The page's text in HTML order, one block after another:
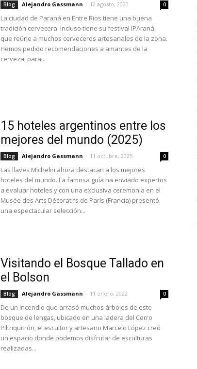
Blog Alejandro Gassmann - 12 agosto, 2020 0
La ciudad de Paraná en Entre Rios tiene una buena
tradición cervecera. Incluso tiene su festival IPAraná,
que reúne a muchos cerveceros artesanales de la zona.
Hemos pedido recomendaciones a amantes de la
cerveza, para...
15 hoteles argentinos entre los
mejores del mundo (2025)
Blog Alejandro Gassmann - 11 octubre, 2025 0
Las llaves Michelin ahora destacan a los mejores
hoteles del mundo. La famosa guía ha enviado expertos
a evaluar hoteles y con una exclusiva ceremonia en el
Musée des Arts Décoratifs de París (Francia) presentó
una espectacular selección...
Visitando el Bosque Tallado en
el Bolson
Blog Alejandro Gassmann - 11 enero, 2022 0
De un incendio que arrasó muchos árboles de este
bosque de lengas, ubicado en una ladera del Cerro
Piltriquitrón, el escultor y artesano Marcelo López creó
un espacio donde podemos disfrutar de esculturas
realizadas...